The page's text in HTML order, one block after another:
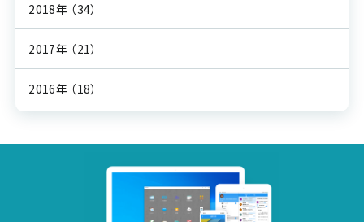
2018年 （34）
2017年 （21）
2016年 （18）